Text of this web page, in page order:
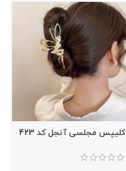
کلیپس مجلسی آنجل کد 423